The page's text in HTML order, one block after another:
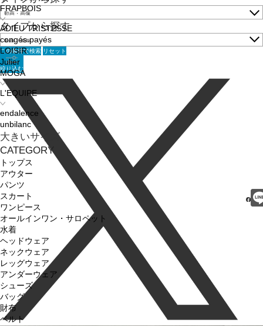
FRAPBOIS
ADIEU TRISTESSE
congés payés
LOISIR
Julier
MOGA
L'EQUIPE
endalence
unbilanc
大きいサイズ
CATEGORY
トップス
アウター
パンツ
スカート
ワンピース
オールインワン・サロペット
水着
ヘッドウェア
ネックウェア
レッグウェア
アンダーウェア
シューズ
バッグ
財布
ベルト
タイプから探す
この条件で検索 リセット
絞り込む